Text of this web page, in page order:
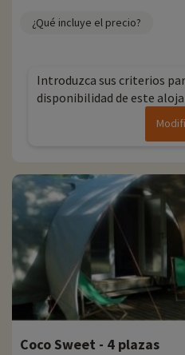
¿Qué incluye el precio?
Introduzca sus criterios
disponibilidad de este
Coco Sweet - 4 plazas